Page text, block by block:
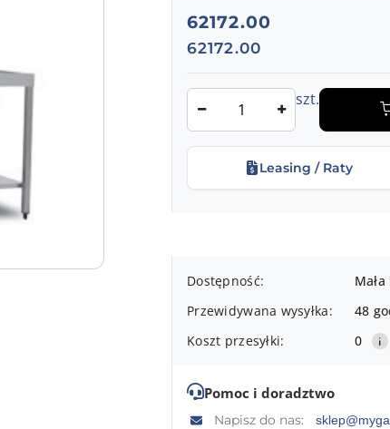
cena:
62172.00
Cena:
62172.00
Ilość szt.
Leasing / Raty
Dostępność
dostawa
Dostępność:
Przewidywana wysyłka:
48
Koszt przesyłki:
0
Pomoc i doradztwo
Napisz do nas: